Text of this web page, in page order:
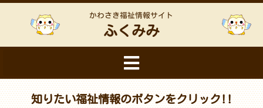
かわさき福祉情報サイト
ふくみみ
知りたい福祉情報のボタンをクリック!!